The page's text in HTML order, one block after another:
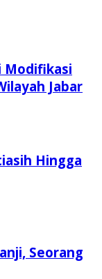
Modifikasi
Jabar
Hingga
Seorang